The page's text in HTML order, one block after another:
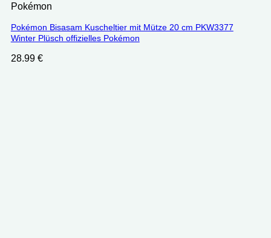
Pokémon
Pokémon Bisasam Kuscheltier mit Mütze 20 cm PKW3377
Winter Plüsch offizielles Pokémon
28.99 €